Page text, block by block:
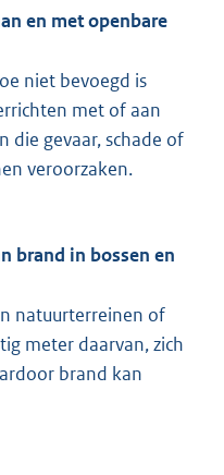
en met openbare
niet bevoegd is
met of aan
die gevaar, schade of
veroorzaken.
brand in bossen en
natuurterreinen of
meter daarvan, zich
brand kan